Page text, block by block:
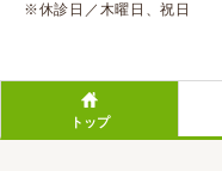
※休診日／木曜日、祝日
トップ